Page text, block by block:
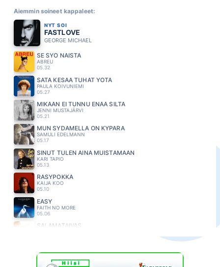
Aiemmin soineet kappaleet:
NYT SOI
FASTLOVE
GEORGE MICHAEL
SE SYÖ NAISTA
ABREU
05.32
SATA KESÄÄ TUHAT YÖTÄ
PAULA KOIVUNIEMI
05.27
MIKÄÄN EI TUNNU ENÄÄ SILTÄ
JENNI MUSTAJÄRVI
05.21
MUN SYDAMELLA ON KYPARA
SAMULI EDELMANN
05.17
SINUT TULEN AINA MUISTAMAAN
KARI TAPIO
05.13
RÄSYPOKKA
KAIJA KOO
05.10
EASY
FAITH NO MORE
05.06
SALAMATAIVAS
LOIRI VESA MATTI